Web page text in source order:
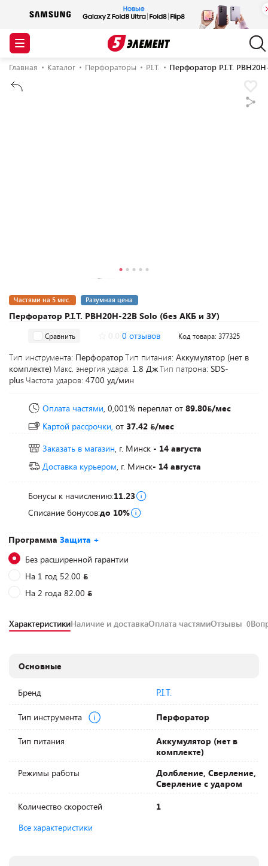
Главная Каталог Перфораторы P.I.T. Перфоратор P.I.T.
Перфоратор P.I.T. PBH20H-22B Solo (без АКБ и ЗУ)
Частями на 5 мес. Разумная цена
Программа Защита +
Без расширенной гарантии
На 1 год 52.00
На 2 года 82.00
Сравнить 0 отзывов Код товара: 377325
Тип инструмента: ПерфораторТип питания: Аккумулятор (нет в
комплекте) Макс. энергия удара: 1.8 ДжТип патрона: SDS-
plus Частота ударов: 4700 уд/мин
Оплата частями, 0,001% переплат от 89.80 /мес
Картой рассрочки, от 37.42
/мес
Заказать в магазин, г. Минск - 14 августа
Доставка курьером, г. Минск- 14 августа
Бонусы к начислению:11.23
Списание бонусов:до 10%
ХарактеристикиНаличие и доставкаОплата частямиОтзывы 0
Основные
Бренд P.I.T.
Тип инструмента Перфоратор
Тип питания
Аккумулятор (нет в
комплекте)
Режимы работы
Долбление, Сверление,
Сверление с ударом
Количество скоростей
1
Все характеристики